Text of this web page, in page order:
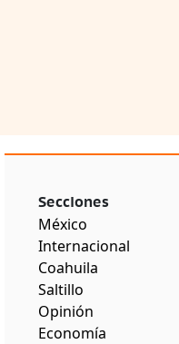
Secciones
México
Internacional
Coahuila
Saltillo
Opinión
Economía